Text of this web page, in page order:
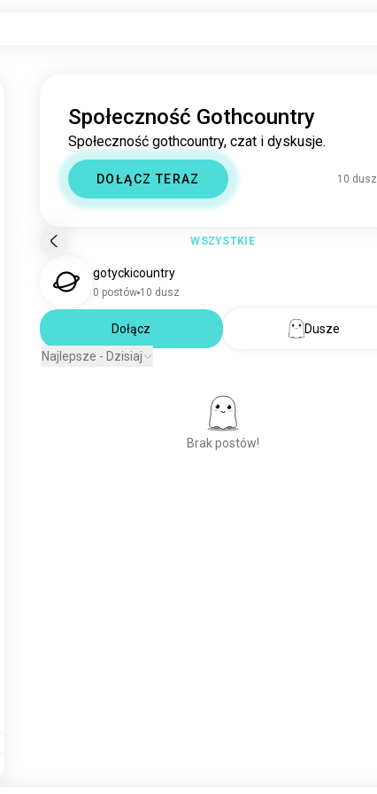
Społeczność Gothcountry
Społeczność gothcountry, czat i dyskusje.
DOŁĄCZ TERAZ 10 dusz
WSZYSTKIE
gotyckicountry
0 postów 10 dusz
Dołącz
Dusze
Najlepsze - Dzisiaj
Brak postów!